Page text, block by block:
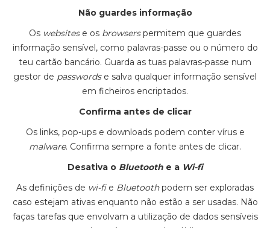
Não guardes informação
Os websitese os browserspermitem que guardes
informação sensível, como palavras-passe ou o número do
teu cartão bancário. Guarda as tuas palavras-passe num
gestor de passwordse salva qualquer informação sensível
em ficheiros encriptados.
Confirma antes de clicar
Os links, pop-ups e downloads podem conter vírus e
malware. Confirma sempre a fonte antes de clicar.
Desativa o Bluetooth e a Wi-fi
As definições de wi-fie Bluetoothpodem ser exploradas
caso estejam ativas enquanto não estão a ser usadas. Não
faças tarefas que envolvam a utilização de dados sensíveis